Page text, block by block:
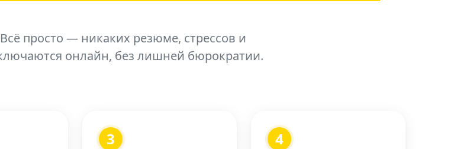
просто — никаких резюме, стрессов и
онлайн, без лишней бюрократии.
3 4